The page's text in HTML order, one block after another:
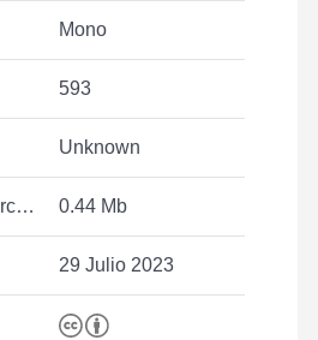
Mono
593
Unknown
0.44 Mb
29 Julio 2023